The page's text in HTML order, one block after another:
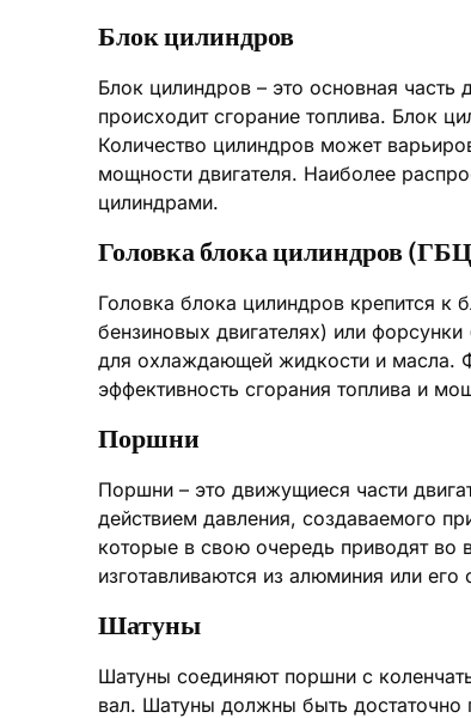
Блок цилиндров
Блок цилиндров – это основная
происходит сгорание топлива. Блок
Количество цилиндров может
мощности двигателя. Наиболее
цилиндрами.
Головка блока цилиндров
Головка блока цилиндров крепится к
бензиновых двигателях) или
для охлаждающей жидкости и масла.
эффективность сгорания топлива и
Поршни
Поршни – это движущиеся части
действием давления, создаваемого
которые в свою очередь приводят
изготавливаются из алюминия или его
Шатуны
Шатуны соединяют поршни с
вал. Шатуны должны быть